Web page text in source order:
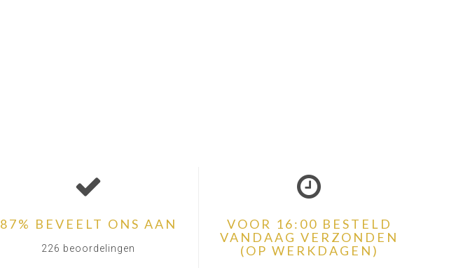
87% BEVEELT ONS AAN
226 beoordelingen
VOOR 16:00 BESTELD
VANDAAG VERZONDEN
(OP WERKDAGEN)